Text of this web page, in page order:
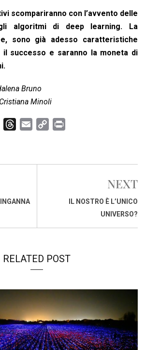
scompariranno con l’avvento delle
algoritmi di deep learning. La
sono già adesso caratteristiche
il successo e saranno la moneta di
Bruno
Minoli
k
I
e
s
i
y
n
NEXT
IL NOSTRO È L’UNICO
UNIVERSO?
RELATED POST